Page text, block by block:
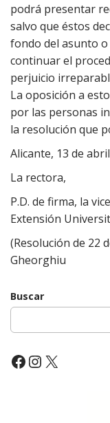
podrá presentar
salvo que éstos
fondo del asunto
continuar el
perjuicio
La oposición a
por las personas
la resolución que
Alicante, 13 de
La rectora,
P.D. de firma, la
Extensión
(Resolución de 22
Gheorghiu
Buscar
Facebook
Instagram
X